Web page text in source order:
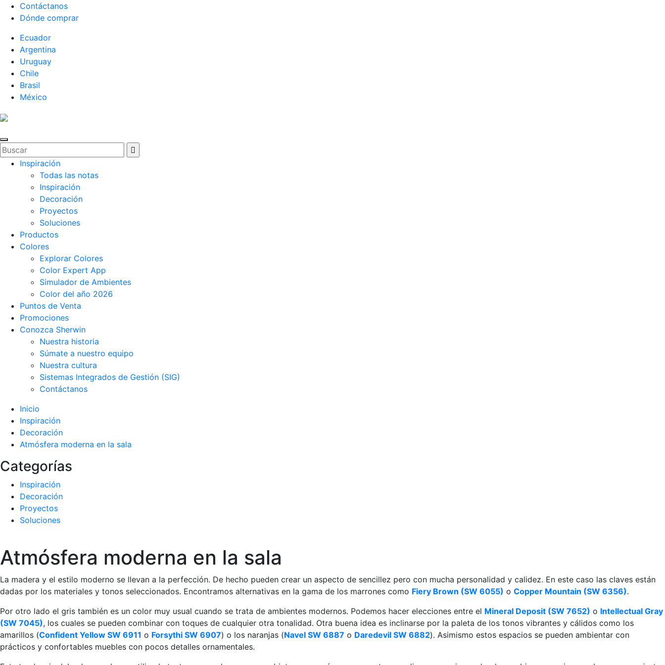
Contáctanos
Dónde comprar
Ecuador
Argentina
Uruguay
Chile
Brasil
México
Inspiración
Todas las notas
Inspiración
Decoración
Proyectos
Soluciones
Productos
Colores
Explorar Colores
Color Expert App
Simulador de Ambientes
Color del año 2026
Puntos de Venta
Promociones
Conozca Sherwin
Nuestra historia
Súmate a nuestro equipo
Nuestra cultura
Sistemas Integrados de Gestión (SIG)
Contáctanos
Inicio
Inspiración
Decoración
Atmósfera moderna en la sala
Categorías
Inspiración
Decoración
Proyectos
Soluciones
Atmósfera moderna en la sala
La madera y el estilo moderno se llevan a la perfección. De hecho pueden crear un aspecto de sencillez pero con mucha personalidad y calidez. En este caso las claves están
dadas por los materiales y tonos seleccionados. Encontramos alternativas en la gama de los marrones como Fiery Brown (SW 6055) o Copper Mountain (SW 6356).
Por otro lado el gris también es un color muy usual cuando se trata de ambientes modernos. Podemos hacer elecciones entre el Mineral Deposit (SW 7652) o Intellectual Gray
(SW 7045), los cuales se pueden combinar con toques de cualquier otra tonalidad. Otra buena idea es inclinarse por la paleta de los tonos vibrantes y cálidos como los
amarillos (Confident Yellow SW 6911 o Forsythi SW 6907) o los naranjas (Navel SW 6887 o Daredevil SW 6882). Asimismo estos espacios se pueden ambientar con
prácticos y confortables muebles con pocos detalles ornamentales.